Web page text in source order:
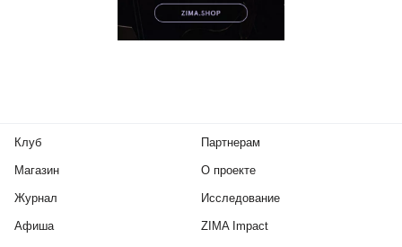
Клуб
Магазин
Журнал
Афиша
Партнерам
О проекте
Исследование
ZIMA Impact